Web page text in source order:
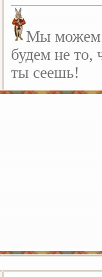
Мы можем
будем не то,
ты сеешь!